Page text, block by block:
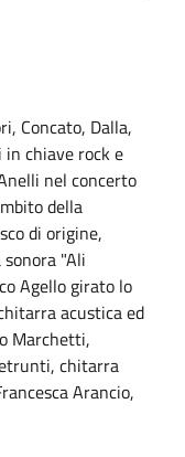
Concato, Dalla,
chiave rock e
nel concerto
della
di origine,
"Ali
Agello girato lo
acustica ed
Marchetti,
chitarra
Arancio,